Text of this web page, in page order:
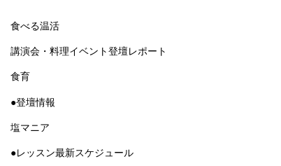
食べる温活
講演会・料理イベント登壇レポート
食育
●登壇情報
塩マニア
●レッスン最新スケジュール